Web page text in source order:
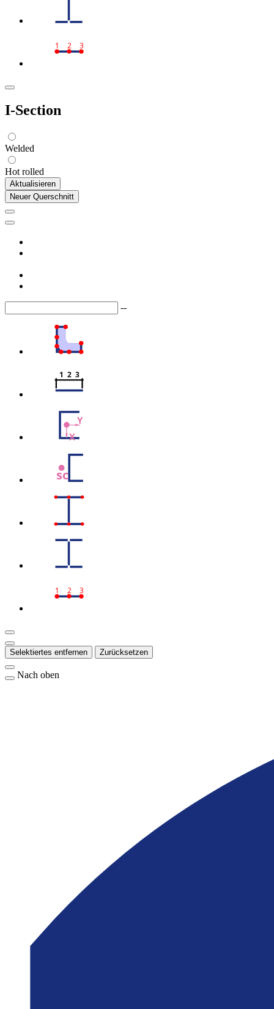
1 2 3
I-Section
Welded
Hot rolled
Aktualisieren
Neuer Querschnitt
--
1  2  3
Y
X
sc
1 2 3
Selektiertes entfernen Zurücksetzen
Nach oben